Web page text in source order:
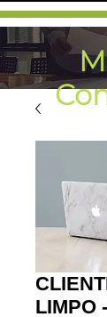
LIMPO